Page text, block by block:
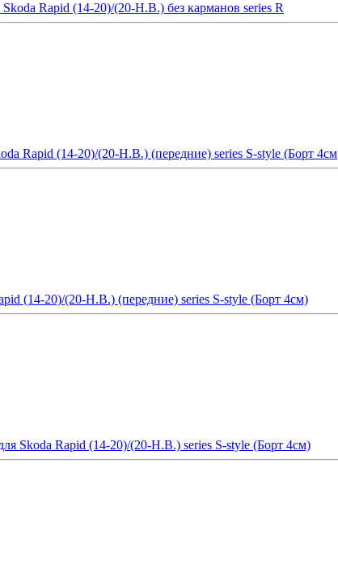
Rapid (14-20)/(20-Н.В.) без карманов series R
Rapid (14-20)/(20-Н.В.) (передние) series S-style (Борт 4см
(14-20)/(20-Н.В.) (передние) series S-style (Борт 4см)
Skoda Rapid (14-20)/(20-Н.В.) series S-style (Борт 4см)